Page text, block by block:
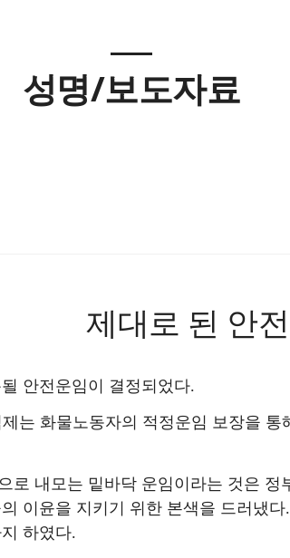
성명/보도자료
제대로 된 안
안전운임이 결정되었다.
는 화물노동자의 적정운임 보장을 통
내모는 밑바닥 운임이라는 것은
이윤을 지키기 위한 본색을 드러냈다.
하였다.